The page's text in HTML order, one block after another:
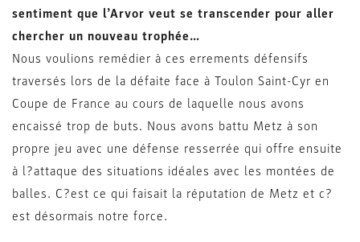
sentiment que l’Arvor veut se transcender pour aller
chercher un nouveau trophée…
Nous voulions remédier à ces errements défensifs
traversés lors de la défaite face à Toulon Saint-Cyr en
Coupe de France au cours de laquelle nous avons
encaissé trop de buts. Nous avons battu Metz à son
propre jeu avec une défense resserrée qui offre ensuite
à l?attaque des situations idéales avec les montées de
balles. C?est ce qui faisait la réputation de Metz et c?
est désormais notre force.